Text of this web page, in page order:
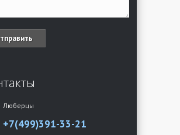
Люберцы
+7(499)391-33-21